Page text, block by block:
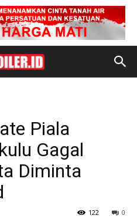
Piala
Gagal
Diminta
0
122